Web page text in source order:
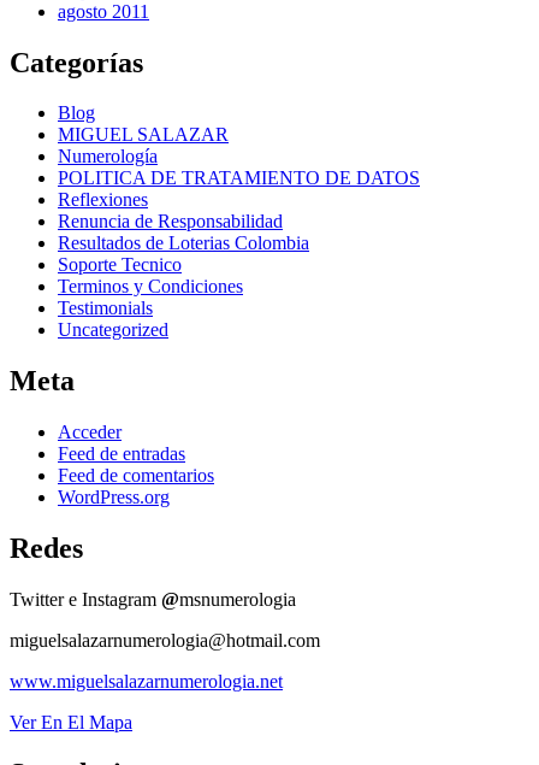
agosto 2011
Categorías
Blog
MIGUEL SALAZAR
Numerología
POLITICA DE TRATAMIENTO DE DATOS
Reflexiones
Renuncia de Responsabilidad
Resultados de Loterias Colombia
Soporte Tecnico
Terminos y Condiciones
Testimonials
Uncategorized
Meta
Acceder
Feed de entradas
Feed de comentarios
WordPress.org
Redes
Twitter e Instagram @msnumerologia
miguelsalazarnumerologia@hotmail.com
www.miguelsalazarnumerologia.net
Ver En El Mapa